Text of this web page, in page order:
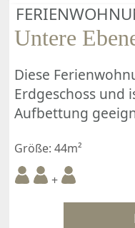
Untere
Diese
Erdgeschoss und
Aufbettung
Größe: 44m²
+